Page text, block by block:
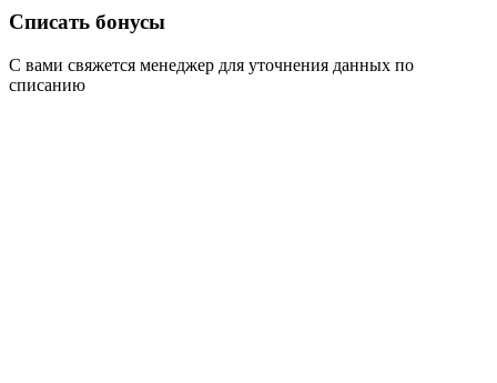
Списать бонусы
С вами свяжется менеджер для уточнения данных по
списанию